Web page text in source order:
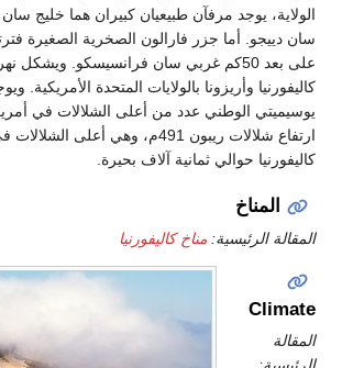
طبيعيان كبيران هما خليج سان فرانسيسكو وخليج
جزر فارالون الصخرية الصغيرة فترتفع من المحيط
بعد 50كم غربي سان فرانسيسكو. ويشكل نهر كولورادو الحد بين
بالولايات المتحدة الأمريكية. ويوجد في متنزه
عدد من أعلى الشلالات في أمريكا الشمالية. ويبلغ
ارتفاع شلالات ريبون 491م، وهي أعلى الشلالات في القارة. وفي
ثمانية آلاف بحيرة.
مناخ كاليفورنيا